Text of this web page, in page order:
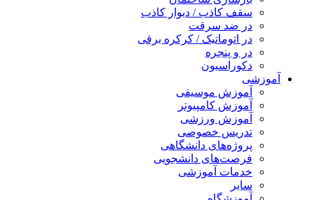
سقف کاذب / دیوار کاذب
در ضد سرقت
در اتوماتیک / کرکره برقی
در و پنجره
دکوراسیون
آموزشی
آموزش موسیقی
آموزش کامپیوتر
آموزش ورزشی
تدریس خصوصی
پروژه‌های دانشگاهی
فرصت‌های دانشجویی
خدمات آموزشی
سایر